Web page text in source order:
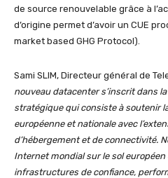
de source renouvelable grâce à
d’origine permet d’avoir un CUE
market based GHG Protocol).
Sami SLIM, Directeur général de
nouveau datacenter s’inscrit dans
stratégique qui consiste à soutenir
européenne et nationale avec
d’hébergement et de connectivité.
Internet mondial sur le sol
infrastructures de confiance,